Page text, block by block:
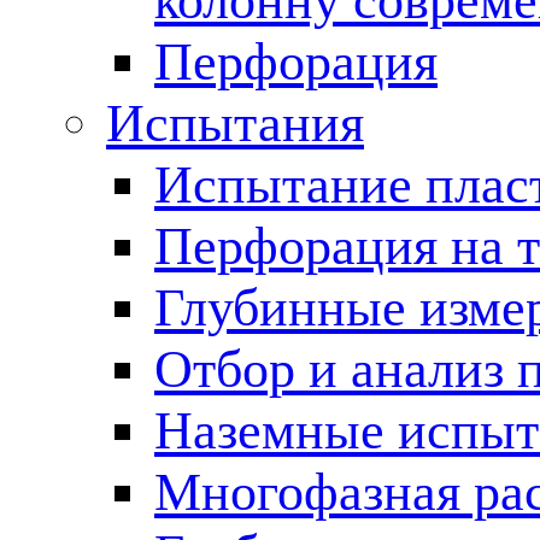
Перфорация
Испытания
Испытание
Перфорация на
Глубинные
Отбор и анализ
Наземные
Многофазная